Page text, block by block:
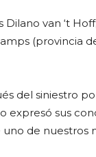
van ‘t
(provincia
del siniestro
expresó sus
de nuestros